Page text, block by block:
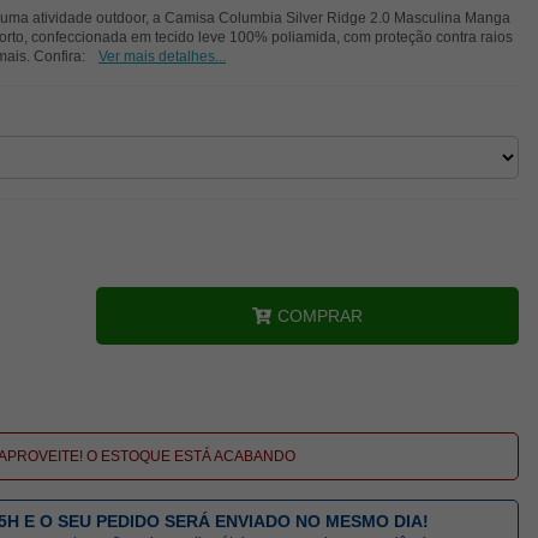
atividade outdoor, a Camisa Columbia Silver Ridge 2.0 Masculina Manga
confeccionada em tecido leve 100% poliamida, com proteção contra raios
Confira:
Ver mais detalhes...
COMPRAR
O ESTOQUE ESTÁ ACABANDO
E O SEU PEDIDO SERÁ ENVIADO NO MESMO DIA!